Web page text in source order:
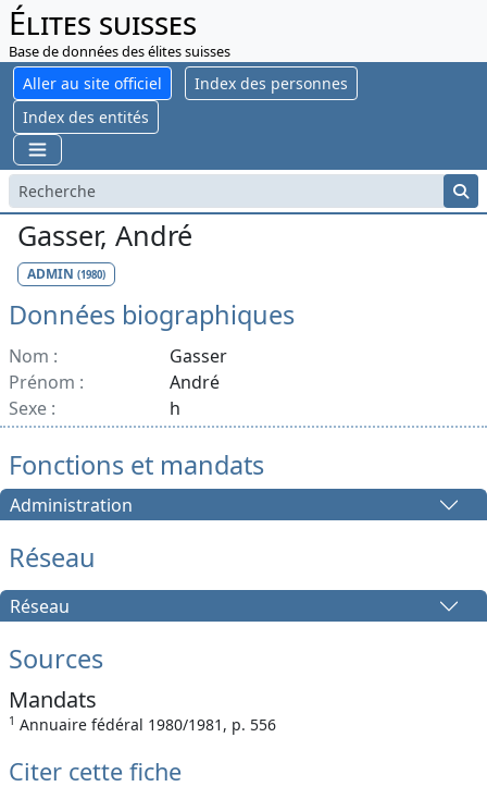
Élites suisses
Base de données des élites suisses
Aller au site officiel
Index des personnes
Index des entités
Gasser, André
ADMIN (1980)
Données biographiques
Nom :
Gasser
Prénom :
André
Sexe :
h
Fonctions et mandats
Administration
Réseau
Réseau
Sources
Mandats
1 Annuaire fédéral 1980/1981, p. 556
Citer cette fiche